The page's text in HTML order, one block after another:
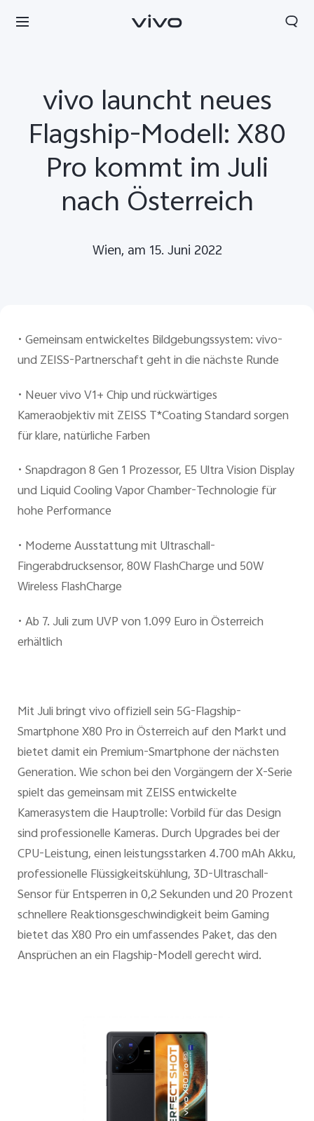
Österreich | Land/Region auswählen
vivo launcht neues
Flagship-Modell: X80
Pro kommt im Juli
nach Österreich
Wien, am 15. Juni 2022
• Gemeinsam entwickeltes Bildgebungssystem: vivo-
und ZEISS-Partnerschaft geht in die nächste Runde
• Neuer vivo V1+ Chip und rückwärtiges
Kameraobjektiv mit ZEISS T*Coating Standard sorgen
für klare, natürliche Farben
• Snapdragon 8 Gen 1 Prozessor, E5 Ultra Vision Display
und Liquid Cooling Vapor Chamber-Technologie für
hohe Performance
• Moderne Ausstattung mit Ultraschall-
Fingerabdrucksensor, 80W FlashCharge und 50W
Wireless FlashCharge
• Ab 7. Juli zum UVP von 1.099 Euro in Österreich
erhältlich
Mit Juli bringt vivo offiziell sein 5G-Flagship-
Smartphone X80 Pro in Österreich auf den Markt und
bietet damit ein Premium-Smartphone der nächsten
Generation. Wie schon bei den Vorgängern der X-Serie
spielt das gemeinsam mit ZEISS entwickelte
Kamerasystem die Hauptrolle: Vorbild für das Design
sind professionelle Kameras. Durch Upgrades bei der
CPU-Leistung, einen leistungsstarken 4.700 mAh Akku,
professionelle Flüssigkeitskühlung, 3D-Ultraschall-
Sensor für Entsperren in 0,2 Sekunden und 20 Prozent
schnellere Reaktionsgeschwindigkeit beim Gaming
bietet das X80 Pro ein umfassendes Paket, das den
Ansprüchen an ein Flagship-Modell gerecht wird.